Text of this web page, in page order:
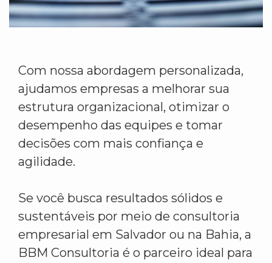
Com nossa abordagem personalizada,
ajudamos empresas a melhorar sua
estrutura organizacional, otimizar o
desempenho das equipes e tomar
decisões com mais confiança e
agilidade.
Se você busca resultados sólidos e
sustentáveis por meio de consultoria
empresarial em Salvador ou na Bahia, a
BBM Consultoria é o parceiro ideal para